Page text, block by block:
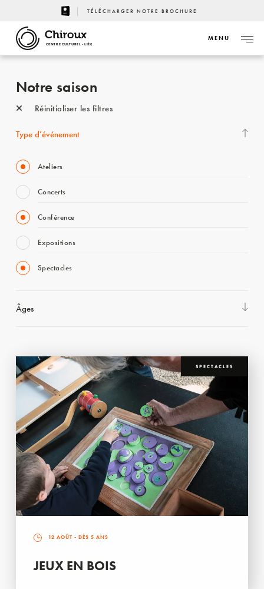
TÉLÉCHARGER NOTRE BROCHURE
CENTRE CULTUREL - LIÈGE
MENU
Notre saison
Réinitialiser les filtres
Type d’événement
Ateliers
Concerts
Conférence
Expositions
Spectacles
Âges
SPECTACLES
12 AOÛT - DÈS 5 ANS
JEUX EN BOIS